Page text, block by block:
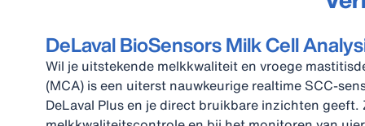
DeLaval BioSensors Milk Cell
Wil je uitstekende melkkwaliteit en vroege
(MCA) is een uiterst nauwkeurige realtime
DeLaval Plus en je direct bruikbare inzichten